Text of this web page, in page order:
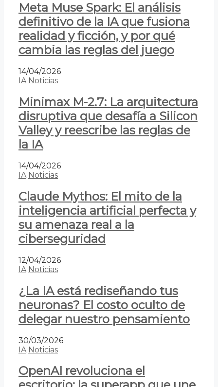
Meta Muse Spark: El análisis
definitivo de la IA que fusiona
realidad y ficción, y por qué
cambia las reglas del juego
14/04/2026
IA Noticias
Minimax M-2.7: La arquitectura
disruptiva que desafía a Silicon
Valley y reescribe las reglas de
la IA
14/04/2026
IA Noticias
Claude Mythos: El mito de la
inteligencia artificial perfecta y
su amenaza real a la
ciberseguridad
12/04/2026
IA Noticias
¿La IA está rediseñando tus
neuronas? El costo oculto de
delegar nuestro pensamiento
30/03/2026
IA Noticias
OpenAI revoluciona el